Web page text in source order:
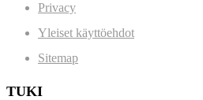
Privacy
Yleiset käyttöehdot
Sitemap
TUKI